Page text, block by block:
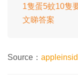
1隻蛋5蚊10隻
文睇答案
Source：